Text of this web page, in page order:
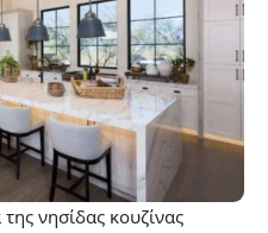
νησίδας κουζίνας